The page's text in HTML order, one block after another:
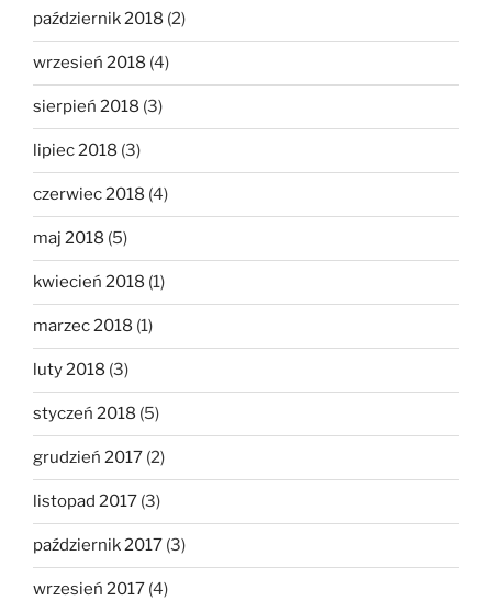
październik 2018 (2)
wrzesień 2018 (4)
sierpień 2018 (3)
lipiec 2018 (3)
czerwiec 2018 (4)
maj 2018 (5)
kwiecień 2018 (1)
marzec 2018 (1)
luty 2018 (3)
styczeń 2018 (5)
grudzień 2017 (2)
listopad 2017 (3)
październik 2017 (3)
wrzesień 2017 (4)